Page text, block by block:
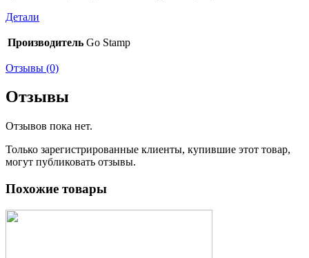
Детали
Производитель Go Stamp
Отзывы (0)
Отзывы
Отзывов пока нет.
Только зарегистрированные клиенты, купившие этот товар,
могут публиковать отзывы.
Похожие товары